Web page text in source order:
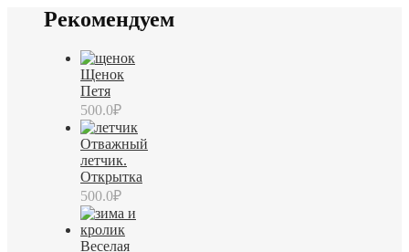
Рекомендуем
Щенок
Петя
500.0₽
Отважный
летчик.
Открытка
500.0₽
Веселая